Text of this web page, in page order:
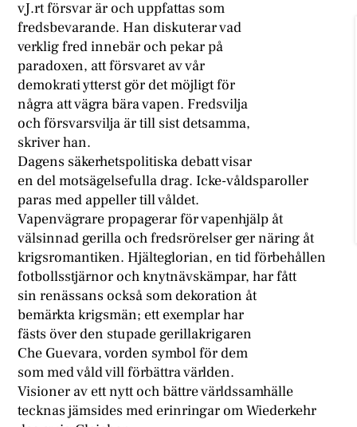
vJ.rt försvar är och uppfattas som
fredsbevarande. Han diskuterar vad
verklig fred innebär och pekar på
paradoxen, att försvaret av vår
demokrati ytterst gör det möjligt för
några att vägra bära vapen. Fredsvilja
och försvarsvilja är till sist detsamma,
skriver han.
Dagens säkerhetspolitiska debatt visar
en del motsägelsefulla drag. Icke-våldsparoller
paras med appeller till våldet.
Vapenvägrare propagerar för vapenhjälp åt
välsinnad gerilla och fredsrörelser ger näring åt
krigsromantiken. Hjälteglorian, en tid förbehållen
fotbollsstjärnor och knytnävskämpar, har fått
sin renässans också som dekoration åt
bemärkta krigsmän; ett exemplar har
fästs över den stupade gerillakrigaren
Che Guevara, vorden symbol för dem
som med våld vill förbättra världen.
Visioner av ett nytt och bättre världssamhälle
tecknas jämsides med erinringar om Wiederkehr